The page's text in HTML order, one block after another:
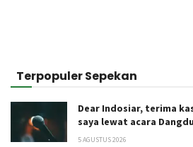
Terpopuler Sepekan
Dear Indosiar, terima
saya lewat acara
5 AGUSTUS 2026